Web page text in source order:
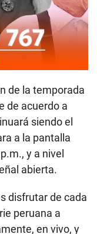
de la temporada
de acuerdo a
siendo el
a la pantalla
y a nivel
abierta.
disfrutar de cada
peruana a
en vivo, y